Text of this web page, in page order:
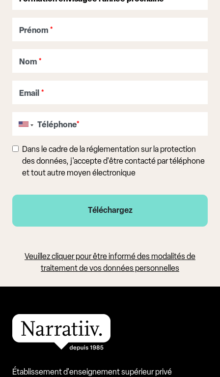
Prénom *
Nom *
Email *
Téléphone*
Dans le cadre de la réglementation sur la protection
des données, j'accepte d'être contacté par téléphone
et tout autre moyen électronique
Veuillez cliquer pour être informé des modalités de
traitement de vos données personnelles
Établissement d'enseignement supérieur privé